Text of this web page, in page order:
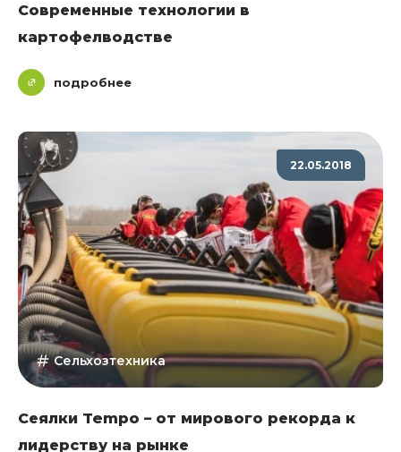
Современные технологии в
картофелводстве
подробнее
22.05.2018
Сельхозтехника
Сеялки Tempo – от мирового рекорда к
лидерству на рынке